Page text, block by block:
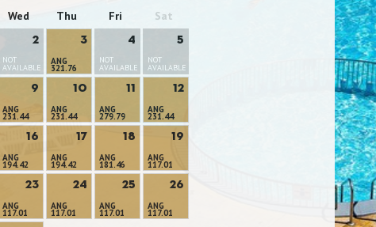
Wed Thu Fri Sat
2
NOT
AVAILABLE
3
ANG
321.76
4
NOT
AVAILABLE
5
NOT
AVAILABLE
9
ANG
231.44
10
ANG
231.44
11
ANG
279.79
12
ANG
231.44
16
ANG
194.42
17
ANG
194.42
18
ANG
181.46
19
ANG
117.01
23
ANG
117.01
24
ANG
117.01
25
ANG
117.01
26
ANG
117.01